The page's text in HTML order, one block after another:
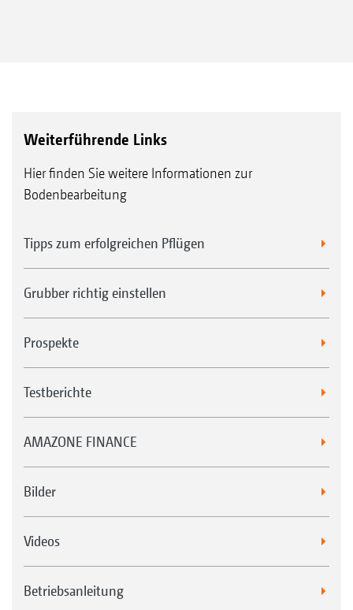
Weiterführende Links
Hier finden Sie weitere Informationen zur
Bodenbearbeitung
Tipps zum erfolgreichen Pflügen
Grubber richtig einstellen
Prospekte
Testberichte
AMAZONE FINANCE
Bilder
Videos
Betriebsanleitung